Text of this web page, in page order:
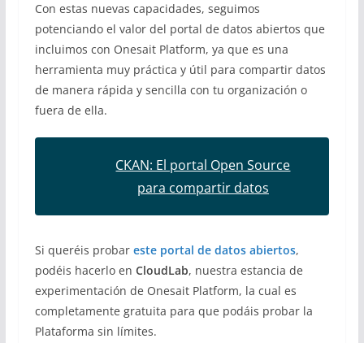
Con estas nuevas capacidades, seguimos
potenciando el valor del portal de datos abiertos que
incluimos con Onesait Platform, ya que es una
herramienta muy práctica y útil para compartir datos
de manera rápida y sencilla con tu organización o
fuera de ella.
CKAN: El portal Open Source
para compartir datos
Si queréis probar este portal de datos abiertos,
podéis hacerlo en CloudLab, nuestra estancia de
experimentación de Onesait Platform, la cual es
completamente gratuita para que podáis probar la
Plataforma sin límites.